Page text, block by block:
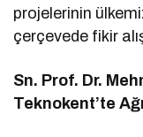
projelerinin
çerçevede fikir
Sn. Prof. Dr.
Teknokent’te